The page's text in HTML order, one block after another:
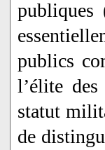
publiques
publics
l’élite
statut
de